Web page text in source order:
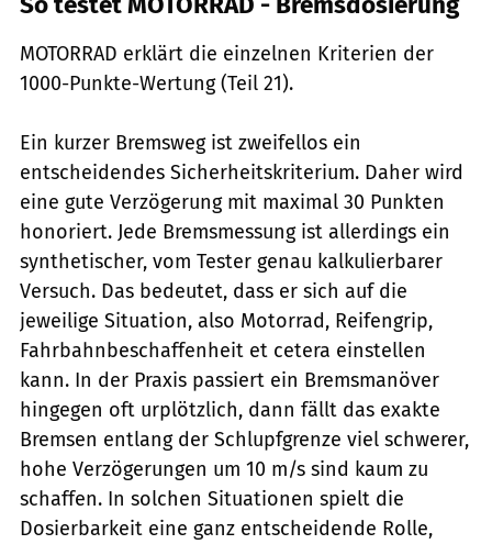
MOTORRAD erklärt die einzelnen Kriterien der
1000-Punkte-Wertung (Teil 21).
Ein kurzer Bremsweg ist zweifellos ein
entscheidendes Sicherheitskriterium. Daher wird
eine gute Verzögerung mit maximal 30 Punkten
honoriert. Jede Bremsmessung ist allerdings ein
synthetischer, vom Tester genau kalkulierbarer
Versuch. Das bedeutet, dass er sich auf die
jeweilige Situation, also Motorrad, Reifengrip,
Fahrbahnbeschaffenheit et cetera einstellen
kann. In der Praxis passiert ein Bremsmanöver
hingegen oft urplötzlich, dann fällt das exakte
Bremsen entlang der Schlupfgrenze viel schwerer,
hohe Verzögerungen um 10 m/s sind kaum zu
schaffen. In solchen Situationen spielt die
Dosierbarkeit eine ganz entscheidende Rolle,